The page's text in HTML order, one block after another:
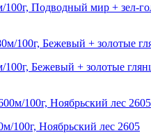
Подводный мир + зел-
Бежевый + золотые
100г, Ноябрьский лес 2605